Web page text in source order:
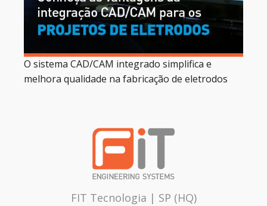
O sistema CAD/CAM integrado simplifica e
melhora qualidade na fabricação de eletrodos
FIT Tecnologia | SP (HQ)